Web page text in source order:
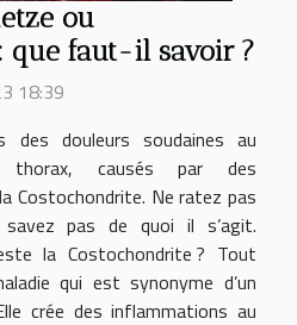
ou
que faut-il savoir ?
18:39
des douleurs soudaines au
causés par des
Costochondrite. Ne ratez pas
pas de quoi il s’agit.
la Costochondrite ? Tout
qui est synonyme d’un
crée des inflammations au